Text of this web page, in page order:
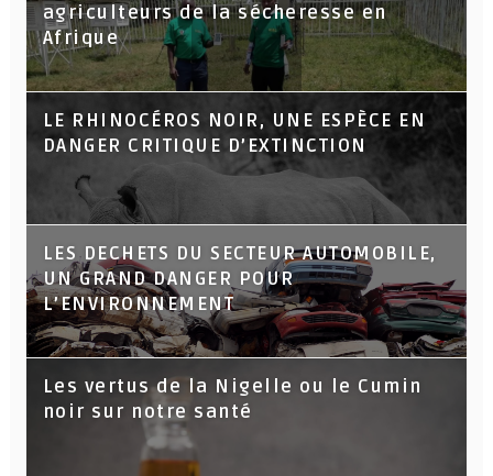
agriculteurs de la sécheresse en
Afrique
LE RHINOCÉROS NOIR, UNE ESPÈCE EN
DANGER CRITIQUE D’EXTINCTION
LES DECHETS DU SECTEUR AUTOMOBILE,
UN GRAND DANGER POUR
L’ENVIRONNEMENT
Les vertus de la Nigelle ou le Cumin
noir sur notre santé